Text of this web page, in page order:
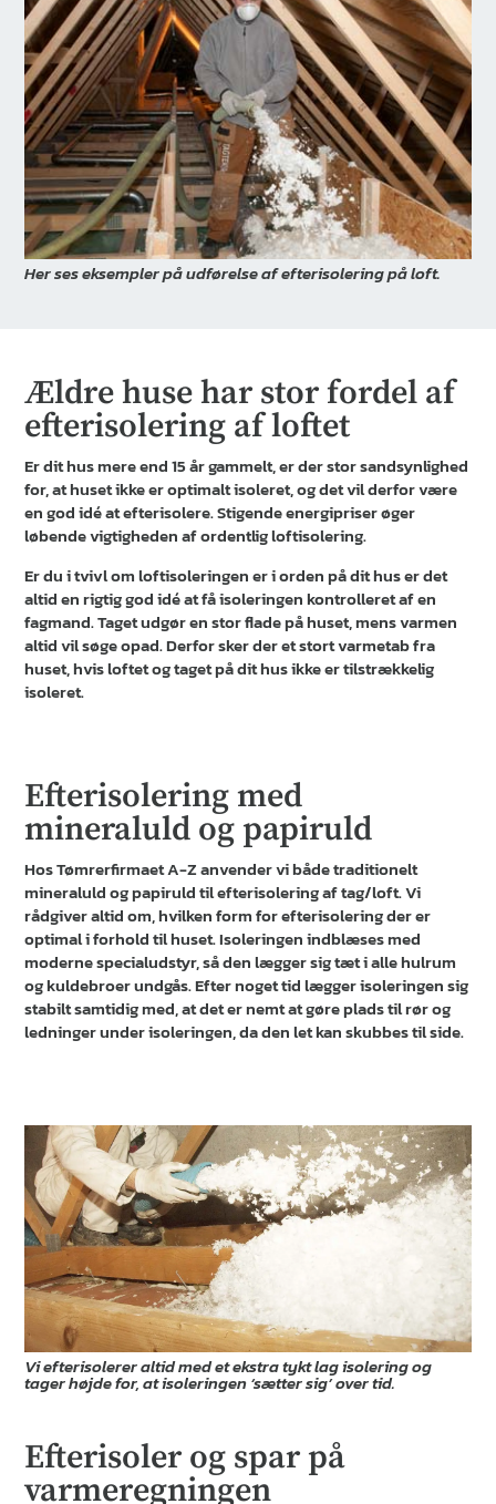
Her ses eksempler på udførelse af efterisolering på loft.
Ældre huse har stor fordel af
efterisolering af loftet
Er dit hus mere end 15 år gammelt, er der stor sandsynlighed
for, at huset ikke er optimalt isoleret, og det vil derfor være
en god idé at efterisolere. Stigende energipriser øger
løbende vigtigheden af ordentlig loftisolering.
Er du i tvivl om loftisoleringen er i orden på dit hus er det
altid en rigtig god idé at få isoleringen kontrolleret af en
fagmand. Taget udgør en stor flade på huset, mens varmen
altid vil søge opad. Derfor sker der et stort varmetab fra
huset, hvis loftet og taget på dit hus ikke er tilstrækkelig
isoleret.
Efterisolering med
mineraluld og papiruld
Hos Tømrerfirmaet A-Z anvender vi både traditionelt
mineraluld og papiruld til efterisolering af tag/loft. Vi
rådgiver altid om, hvilken form for efterisolering der er
optimal i forhold til huset. Isoleringen indblæses med
moderne specialudstyr, så den lægger sig tæt i alle hulrum
og kuldebroer undgås. Efter noget tid lægger isoleringen sig
stabilt samtidig med, at det er nemt at gøre plads til rør og
ledninger under isoleringen, da den let kan skubbes til side.
Vi efterisolerer altid med et ekstra tykt lag isolering og
tager højde for, at isoleringen ‘sætter sig’ over tid.
Efterisoler og spar på
varmeregningen